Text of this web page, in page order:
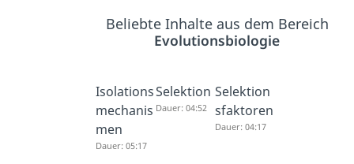
Beliebte Inhalte aus dem Bereich
Evolutionsbiologie
Isolations
mechanis
men
Dauer: 05:17
Selektion
Dauer: 04:52
Selektion
sfaktoren
Dauer: 04:17